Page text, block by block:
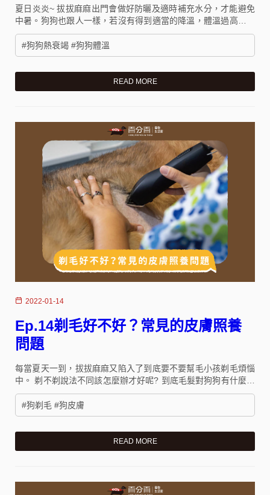
夏日炎炎~ 拔拔麻麻出門會做好防曬及適時補充水分，才能避免
中暑。狗狗也跟人一樣，若沒有得到適當的降溫，體溫過高時毛
小孩就有可能會中暑且出現熱衰竭的症狀呦!!!
#狗狗熱衰竭 #狗狗體溫
READ MORE
2022-01-14
Ep.14剃毛好不好？常見的皮膚照養
問題
每當夏天一到，拔拔麻麻又陷入了到底要不要幫毛小孩剃毛煩惱
中。 剃不剃說法不同該怎麼辦才好呢? 到底毛髮對狗狗有什麼樣
的功能？ 剃毛又有什麼需要注意的地方呢？
#狗剃毛 #狗皮膚
READ MORE